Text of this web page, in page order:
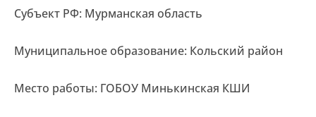
Субъект РФ: Мурманская область
Муниципальное образование: Кольский район
Место работы: ГОБОУ Минькинская КШИ